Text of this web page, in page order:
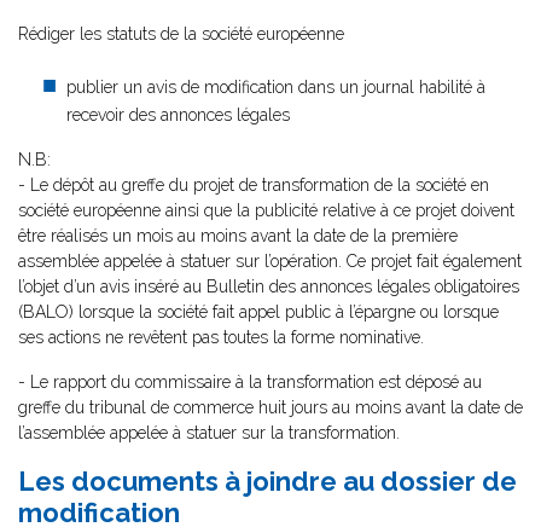
Rédiger les statuts de la société européenne
publier un avis de modification dans un journal habilité à
recevoir des annonces légales
N.B:
- Le dépôt au greffe du projet de transformation de la société en
société européenne ainsi que la publicité relative à ce projet doivent
être réalisés un mois au moins avant la date de la première
assemblée appelée à statuer sur l’opération. Ce projet fait également
l’objet d’un avis inséré au Bulletin des annonces légales obligatoires
(BALO) lorsque la société fait appel public à l’épargne ou lorsque
ses actions ne revêtent pas toutes la forme nominative.
- Le rapport du commissaire à la transformation est déposé au
greffe du tribunal de commerce huit jours au moins avant la date de
l’assemblée appelée à statuer sur la transformation.
Les documents à joindre au dossier de
modification